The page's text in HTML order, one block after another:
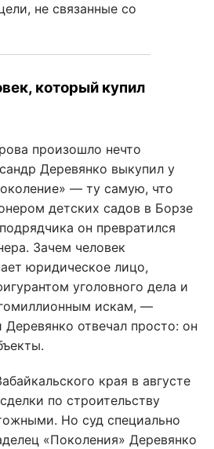
не связанные со
который купил
произошло нечто
Деревянко выкупил у
— ту самую, что
детских садов в Борзе
он превратился
Зачем человек
юридическое лицо,
уголовного дела и
искам, —
отвечал просто: он
края в августе
по строительству
Но суд специально
«Поколения» Деревянко